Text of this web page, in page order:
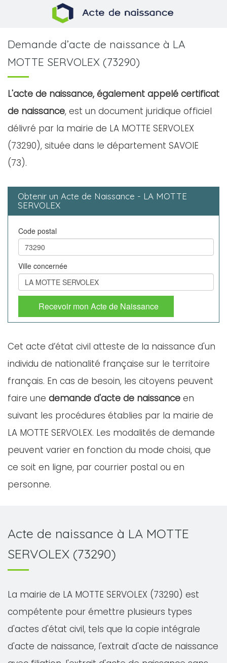
Demande d’acte de naissance à LA
MOTTE SERVOLEX (73290)
L'acte de naissance, également appelé certificat
de naissance, est un document juridique officiel
délivré par la mairie de LA MOTTE SERVOLEX
(73290), située dans le département SAVOIE
(73).
Obtenir un Acte de Naissance - LA MOTTE
SERVOLEX
Code postal
Ville concernée
Recevoir mon Acte de Naissance
Cet acte d’état civil atteste de la naissance d'un
individu de nationalité française sur le territoire
français. En cas de besoin, les citoyens peuvent
faire une demande d'acte de naissance en
suivant les procédures établies par la mairie de
LA MOTTE SERVOLEX. Les modalités de demande
peuvent varier en fonction du mode choisi, que
ce soit en ligne, par courrier postal ou en
personne.
Acte de naissance à LA MOTTE
SERVOLEX (73290)
La mairie de LA MOTTE SERVOLEX (73290) est
compétente pour émettre plusieurs types
d'actes d'état civil, tels que la copie intégrale
d'acte de naissance, l'extrait d'acte de naissance